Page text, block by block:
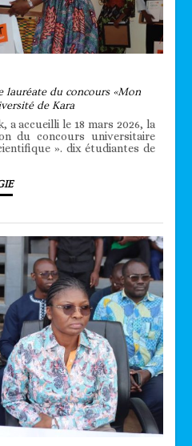
du concours «Mon
de Kara
a accueilli le 18 mars 2026, la
du concours universitaire
». dix étudiantes de